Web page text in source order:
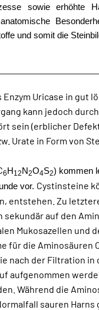
sowie erhöhte
und somit die
Uricase in gut
kann jedoch
sein (erblicher
Urate in Form von
6 H 12 N2O4S2) kommen
vor. Cystinsteine
entstehen. Zu
sekundär auf den
Mukosazellen und
für die Aminosäuren
nach der Filtration in
aufgenommen
Während die
sauren